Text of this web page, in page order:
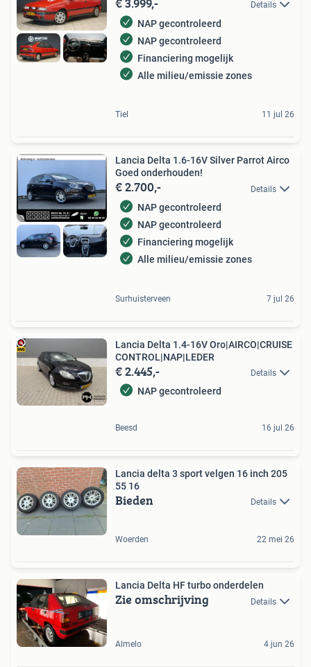
Details
NAP gecontroleerd
NAP gecontroleerd
Financiering mogelijk
Alle milieu/emissie zones
Tiel 11 jul 26
Lancia Delta 1.6-16V Silver Parrot Airco
Goed onderhouden!
€ 2.700,- Details
NAP gecontroleerd
NAP gecontroleerd
Financiering mogelijk
Alle milieu/emissie zones
Surhuisterveen 7 jul 26
Lancia Delta 1.4-16V Oro|AIRCO|CRUISE
CONTROL|NAP|LEDER
€ 2.445,- Details
NAP gecontroleerd
Beesd 16 jul 26
Lancia delta 3 sport velgen 16 inch 205
55 16
Bieden Details
Woerden 22 mei 26
Lancia Delta HF turbo onderdelen
Zie omschrijving Details
Almelo 4 jun 26